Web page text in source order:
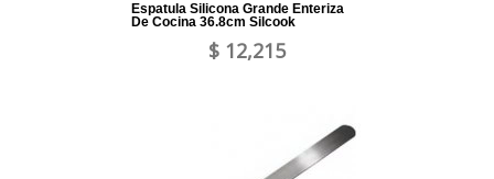
Espatula Silicona Grande Enteriza
De Cocina 36.8cm Silcook
$ 12,215